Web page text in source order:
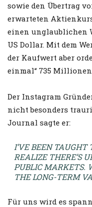
sowie den Übertrag
erwarteten
einen unglaublichen
US Dollar. Mit dem
der Kaufwert aber
einmal“ 735
Der Instagram
nicht besonders
Journal sagte er:
I’VE BEEN
REALIZE THERE’S
PUBLIC MARKETS.
THE LONG-TERM
Für uns wird es